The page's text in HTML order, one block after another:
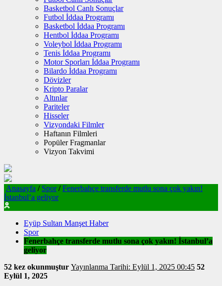
Basketbol Canlı Sonuçlar
Futbol İddaa Programı
Basketbol İddaa Programı
Hentbol İddaa Programı
Voleybol İddaa Programı
Tenis İddaa Programı
Motor Sporları İddaa Programı
Bilardo İddaa Programı
Dövizler
Kripto Paralar
Altınlar
Pariteler
Hisseler
Vizyondaki Filmler
Haftanın Filmleri
Popüler Fragmanlar
Vizyon Takvimi
Anasayfa / Spor / Fenerbahçe transferde mutlu sona çok yakın!
İstanbul’a geliyor
Eyüp Sultan Manşet Haber
Spor
Fenerbahçe transferde mutlu sona çok yakın! İstanbul’a
geliyor
52 kez okunmuştur
Yayınlanma Tarihi: Eylül 1, 2025 00:45 52
Eylül 1, 2025